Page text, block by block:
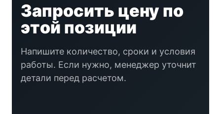
Запросить цену по
этой позиции
Напишите количество, сроки и условия
работы. Если нужно, менеджер уточнит
детали перед расчетом.